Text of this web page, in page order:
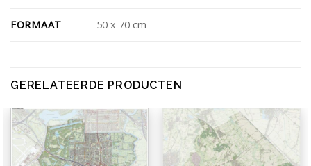
FORMAAT 50 x 70 cm
GERELATEERDE PRODUCTEN